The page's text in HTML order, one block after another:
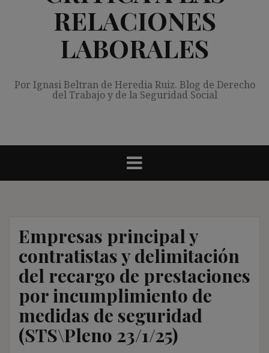
RELACIONES
LABORALES
Por Ignasi Beltran de Heredia Ruiz. Blog de Derecho
del Trabajo y de la Seguridad Social
Empresas principal y
contratistas y delimitación
del recargo de prestaciones
por incumplimiento de
medidas de seguridad
(STS\Pleno 23/1/25)